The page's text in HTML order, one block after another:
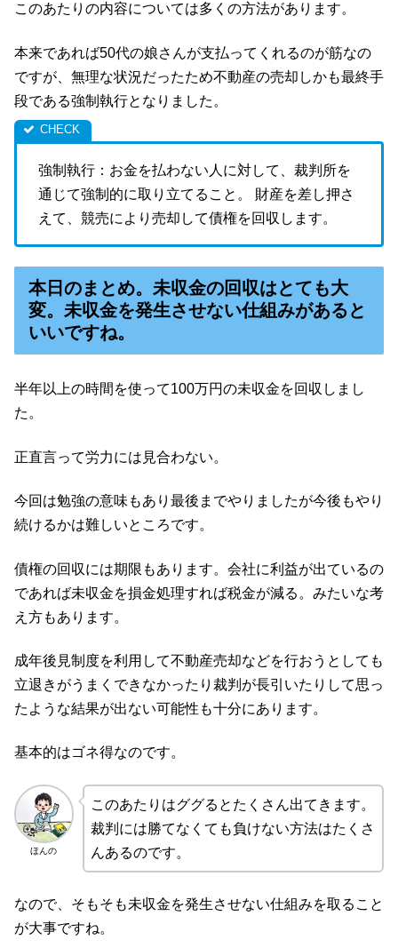
このあたりの内容については多くの方法があります。
本来であれば50代の娘さんが支払ってくれるのが筋なの
ですが、無理な状況だったため不動産の売却しかも最終手
段である強制執行となりました。
強制執行：お金を払わない人に対して、裁判所を
通じて強制的に取り立てること。 財産を差し押さ
えて、競売により売却して債権を回収します。
本日のまとめ。未収金の回収はとても大
変。未収金を発生させない仕組みがあると
いいですね。
半年以上の時間を使って100万円の未収金を回収しまし
た。
正直言って労力には見合わない。
今回は勉強の意味もあり最後までやりましたが今後もやり
続けるかは難しいところです。
債権の回収には期限もあります。会社に利益が出ているの
であれば未収金を損金処理すれば税金が減る。みたいな考
え方もあります。
成年後見制度を利用して不動産売却などを行おうとしても
立退きがうまくできなかったり裁判が長引いたりして思っ
たような結果が出ない可能性も十分にあります。
基本的はゴネ得なのです。
ほんの
このあたりはググるとたくさん出てきます。
裁判には勝てなくても負けない方法はたくさ
んあるのです。
なので、そもそも未収金を発生させない仕組みを取ること
が大事ですね。